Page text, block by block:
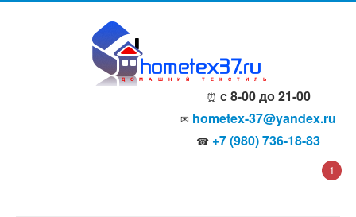
⏰ с 8-00 до 21-00
✉ hometex-37@yandex.ru
☎ +7 (980) 736-18-83
1